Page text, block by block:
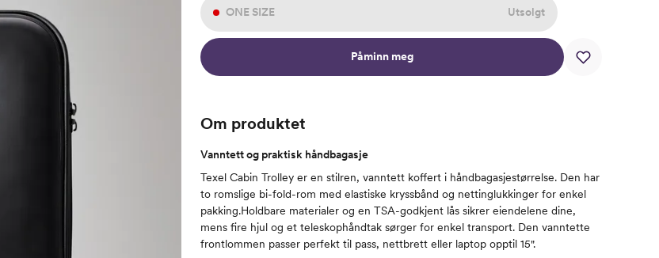
ONE SIZE Utsolgt
Påminn meg
Om produktet
Vanntett og praktisk håndbagasje
Texel Cabin Trolley er en stilren, vanntett koffert i håndbagasjestørrelse. Den har
to romslige bi-fold-rom med elastiske kryssbånd og nettinglukkinger for enkel
pakking.Holdbare materialer og en TSA-godkjent lås sikrer eiendelene dine,
mens fire hjul og et teleskophåndtak sørger for enkel transport. Den vanntette
frontlommen passer perfekt til pass, nettbrett eller laptop opptil 15".